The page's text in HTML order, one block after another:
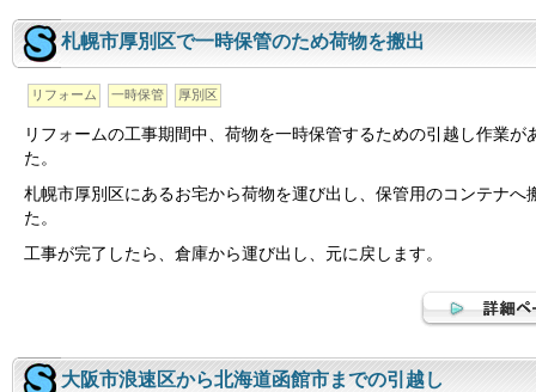
札幌市厚別区で一時保管のため荷物を搬出
リフォーム 一時保管 厚別区
リフォームの工事期間中、荷物を一時保管するための引越し作業が
た。
札幌市厚別区にあるお宅から荷物を運び出し、保管用のコンテナへ
た。
工事が完了したら、倉庫から運び出し、元に戻します。
大阪市浪速区から北海道函館市までの引越し